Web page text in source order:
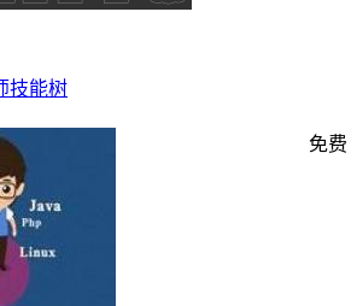
技能树
免费